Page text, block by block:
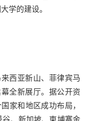
学的建设。
西亚新山、菲律宾马
全新展厅。据公开资
家和地区成功布局，
、新加坡、柬埔寨金